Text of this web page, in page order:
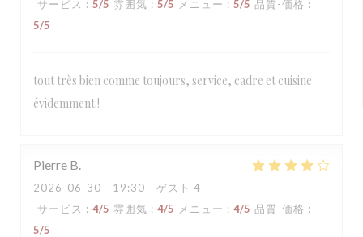
サービス : 5/5 雰囲気 : 5/5 メニュー : 5/5 品質-価格 :
5/5
tout très bien comme toujours, service, cadre et cuisine
évidemment !
Pierre B
2026-06-30 - 19:30 - ゲスト 4
サービス : 4/5 雰囲気 : 4/5 メニュー : 4/5 品質-価格 :
5/5